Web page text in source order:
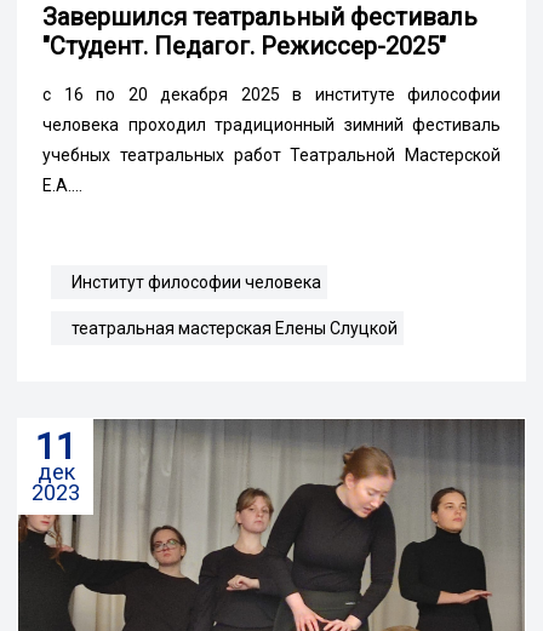
Завершился театральный фестиваль
"Студент. Педагог. Режиссер-2025"
с 16 по 20 декабря 2025 в институте философии
человека проходил традиционный зимний фестиваль
учебных театральных работ Театральной Мастерской
Е.А....
Институт философии человека
театральная мастерская Елены Слуцкой
11
дек
2023